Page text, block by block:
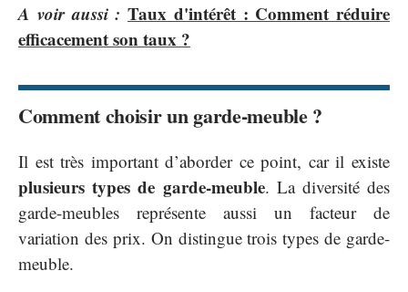
A voir aussi : Taux d'intérêt : Comment réduire
efficacement son taux ?
Comment choisir un garde-meuble ?
Il est très important d’aborder ce point, car il existe
plusieurs types de garde-meuble. La diversité des
garde-meubles représente aussi un facteur de
variation des prix. On distingue trois types de garde-
meuble.